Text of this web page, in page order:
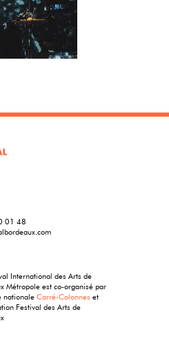
01 48
International des Arts de
Métropole est co-organisé par
nationaleCarré-Colonnes et
Festival des Arts de